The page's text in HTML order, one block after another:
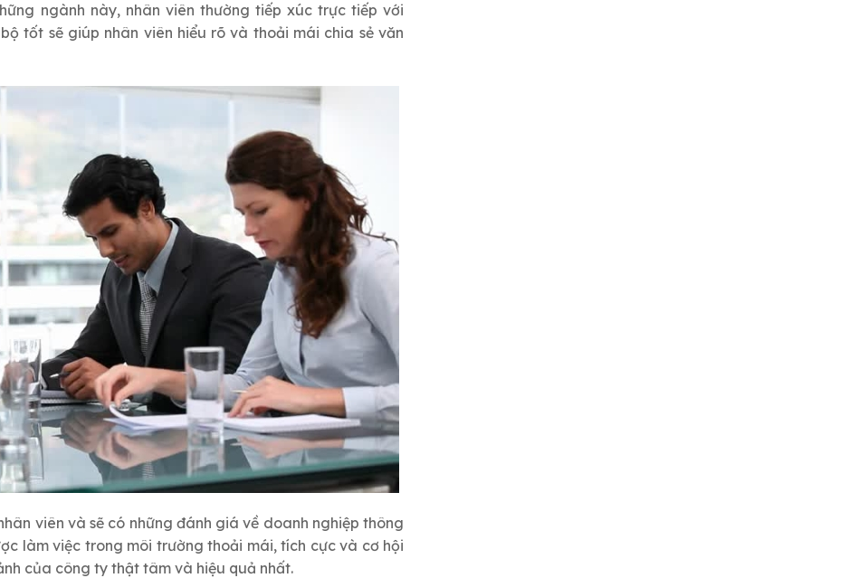
ngành này, nhân viên thường tiếp xúc trực tiếp với
tốt sẽ giúp nhân viên hiểu rõ và thoải mái chia sẻ văn
viên và sẽ có những đánh giá về doanh nghiệp thông
làm việc trong môi trường thoải mái, tích cực và cơ hội
của công ty thật tâm và hiệu quả nhất.